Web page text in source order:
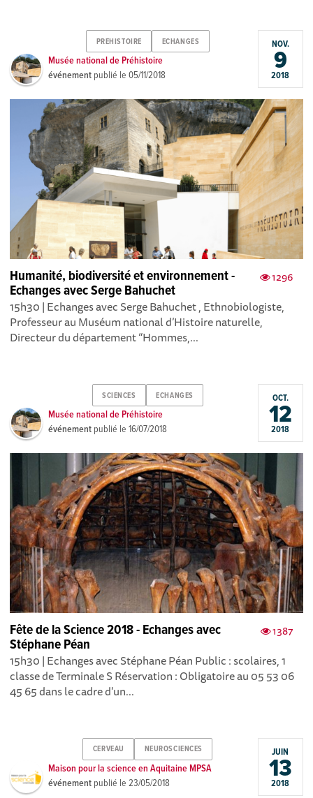
PREHISTOIRE ECHANGES
Musée national de Préhistoire
événement publié le05/11/2018
NOV.
9
2018
1296
Humanité, biodiversité et environnement -
Echanges avec Serge Bahuchet
15h30 | Echanges avec Serge Bahuchet , Ethnobiologiste,
Professeur au Muséum national d’Histoire naturelle,
Directeur du département “Hommes,...
SCIENCES ECHANGES
Musée national de Préhistoire
événement publié le16/07/2018
OCT.
12
2018
1387
Fête de la Science 2018 - Echanges avec
Stéphane Péan
15h30 | Echanges avec Stéphane Péan Public : scolaires, 1
classe de Terminale S Réservation : Obligatoire au 05 53 06
45 65 dans le cadre d'un...
CERVEAU NEUROSCIENCES
Maison pour la science en Aquitaine MPSA
événement publié le23/05/2018
JUIN
13
2018